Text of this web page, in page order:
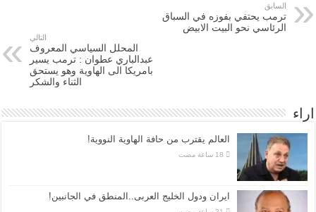
السابق
ترمب يحتفي بفوزه في السباق
الرئاسي نحو البيت الابيض
التالي
المحلل السياسي المعروف
عبدالباري عطوان : ترمب يسير
بامريكا الى الهاوية وهو يستحق
الثناء والشكر
اراء
العالم يقترب من حافة الهاوية النووية!
ايران ودول الخليج العربى..المنطق في الجانبين!